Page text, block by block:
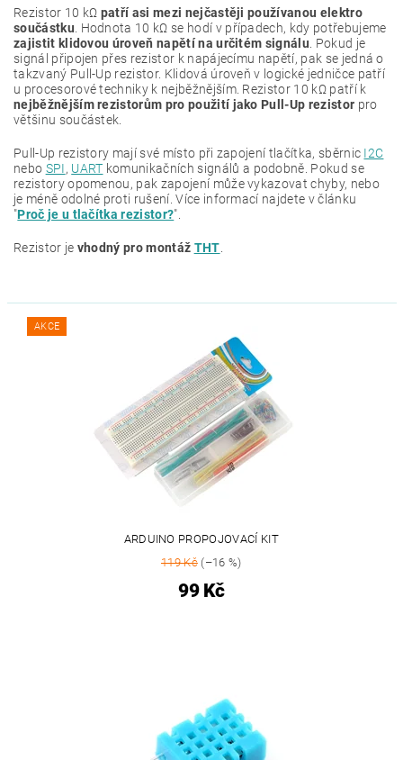
Rezistor 10 kΩ patří asi mezi nejčastěji používanou elektro
součástku. Hodnota 10 kΩ se hodí v případech, kdy potřebujeme
zajistit klidovou úroveň napětí na určitém signálu. Pokud je
signál připojen přes rezistor k napájecímu napětí, pak se jedná o
takzvaný Pull-Up rezistor. Klidová úroveň v logické jedničce patří
u procesorové techniky k nejběžnějším. Rezistor 10 kΩ patří k
nejběžnějším rezistorům pro použití jako Pull-Up rezistor pro
většinu součástek.
Pull-Up rezistory mají své místo při zapojení tlačítka, sběrnic I2C
nebo SPI, UART komunikačních signálů a podobně. Pokud se
rezistory opomenou, pak zapojení může vykazovat chyby, nebo
je méně odolné proti rušení. Více informací najdete v článku
"Proč je u tlačítka rezistor?".
Rezistor je vhodný pro montáž THT.
AKCE
ARDUINO PROPOJOVACÍ KIT
119 Kč(–16 %)
99 Kč